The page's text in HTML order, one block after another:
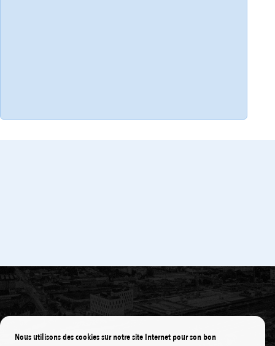
Nous utilisons des cookies sur notre site Internet pour son bon